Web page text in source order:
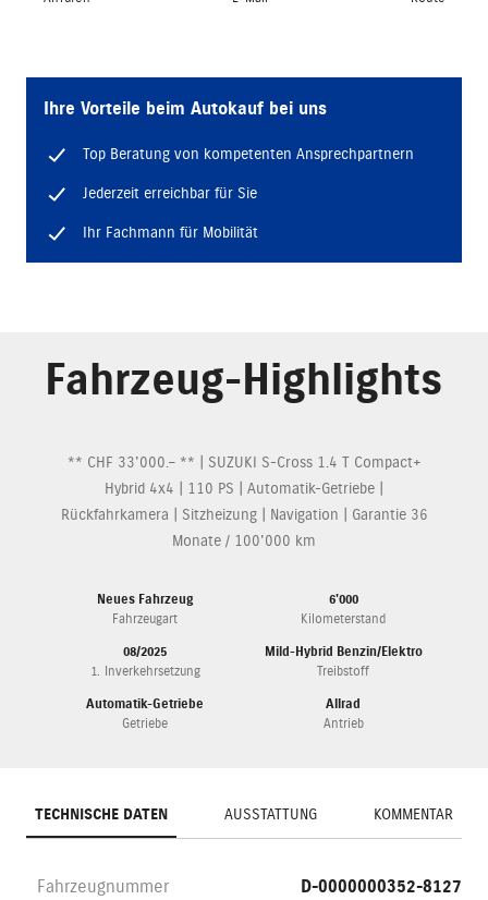
Ihre Vorteile beim Autokauf bei uns
Top Beratung von kompetenten Ansprechpartnern
Jederzeit erreichbar für Sie
Ihr Fachmann für Mobilität
Fahrzeug-Highlights
** CHF 33'000.– ** | SUZUKI S-Cross 1.4 T Compact+
Hybrid 4x4 | 110 PS | Automatik-Getriebe |
Rückfahrkamera | Sitzheizung | Navigation | Garantie 36
Monate / 100'000 km
Neues Fahrzeug
Fahrzeugart
6'000
Kilometerstand
08/2025
1. Inverkehrsetzung
Mild-Hybrid Benzin/Elektro
Treibstoff
Automatik-Getriebe
Getriebe
Allrad
Antrieb
TECHNISCHE DATEN AUSSTATTUNG KOMMENTAR
Fahrzeugnummer
D-0000000352-8127